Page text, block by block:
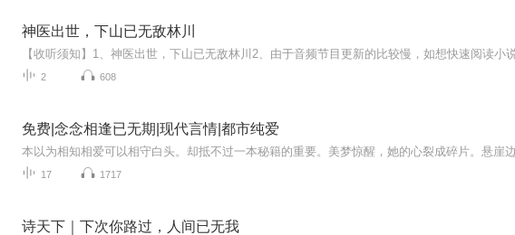
神医出世，下山已无敌林川
2 608
免费|念念相逢已无期|现代言情|都市纯爱
17 1717
诗天下｜下次你路过，人间已无我